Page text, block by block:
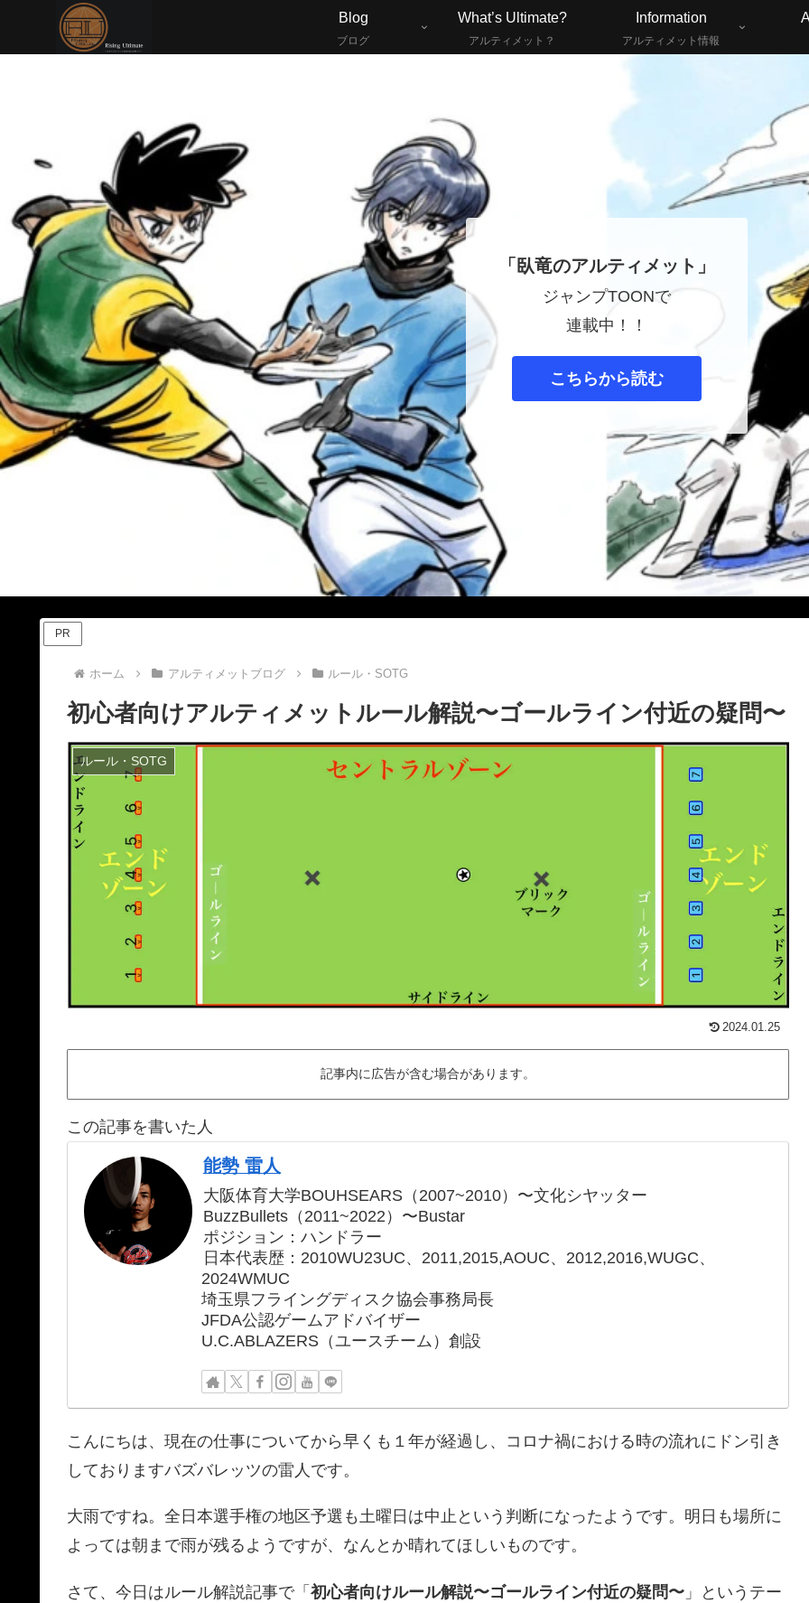
Blog
ブログ
What’s Ultimate?
アルティメット？
Information
アルティメット情報
「臥竜のアルティメット」
ジャンプTOONで
連載中！！
こちらから読む
PR
ホーム アルティメットブログ ルール・SOTG
初心者向けアルティメットルール解説〜ゴールライン付近の疑問〜
ルール・SOTG
2024.01.25
記事内に広告が含む場合があります。
この記事を書いた人
能勢 雷人
大阪体育大学BOUHSEARS（2007~2010）〜文化シヤッター
BuzzBullets（2011~2022）〜Bustar
ポジション：ハンドラー
日本代表歴：2010WU23UC、2011,2015,AOUC、2012,2016,WUGC、
2024WMUC
埼玉県フライングディスク協会事務局長
JFDA公認ゲームアドバイザー
U.C.ABLAZERS（ユースチーム）創設
こんにちは、現在の仕事についてから早くも１年が経過し、コロナ禍における時の流れにドン引き
しておりますバズバレッツの雷人です。
大雨ですね。全日本選手権の地区予選も土曜日は中止という判断になったようです。明日も場所に
よっては朝まで雨が残るようですが、なんとか晴れてほしいものです。
さて、今日はルール解説記事で「 初心者向けルール解説〜ゴールライン付近の疑問〜 」というテー